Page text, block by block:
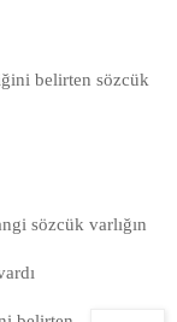
belirten sözcük
sözcük varlığın